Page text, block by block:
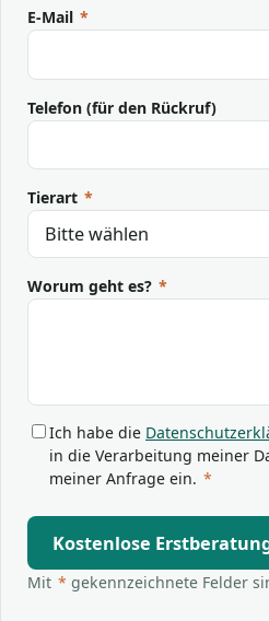
E-Mail *
Telefon (für den Rückruf)
Tierart *
Worum geht es? *
Ich habe die
in die Verarbeitung meiner
meiner Anfrage ein. *
Kostenlose
Mit * gekennzeichnete Felder